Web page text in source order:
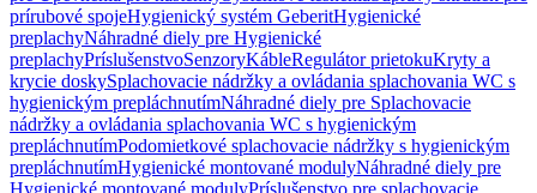
prírubové spojeHygienický systém GeberitHygienické
preplachyNáhradné diely pre Hygienické
preplachyPríslušenstvoSenzoryKábleRegulátor prietokuKryty a
krycie doskySplachovacie nádržky a ovládania splachovania WC s
hygienickým prepláchnutímNáhradné diely pre Splachovacie
nádržky a ovládania splachovania WC s hygienickým
prepláchnutímPodomietkové splachovacie nádržky s hygienickým
prepláchnutímHygienické montované modulyNáhradné diely pre
Hygienické montované modulyPríslušenstvo pre splachovacie